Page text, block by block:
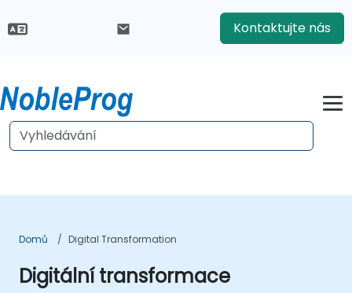
Kontaktujte nás
Domů Digital Transformation
Digitální transformace